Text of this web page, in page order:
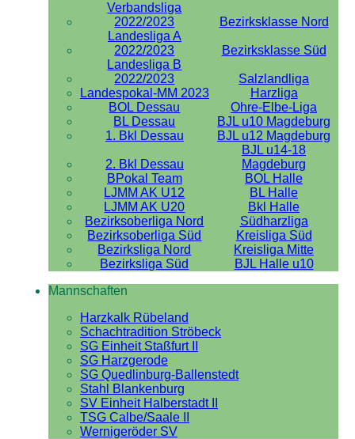
Verbandsliga
2022/2023
Bezirksklasse Nord
Landesliga A
2022/2023
Bezirksklasse Süd
Landesliga B
2022/2023
Salzlandliga
Landespokal-MM 2023
Harzliga
BOL Dessau
Ohre-Elbe-Liga
BL Dessau
BJL u10 Magdeburg
1. Bkl Dessau
BJL u12 Magdeburg
2. Bkl Dessau
BJL u14-18
Magdeburg
BPokal Team
BOL Halle
LJMM AK U12
BL Halle
LJMM AK U20
Bkl Halle
Bezirksoberliga Nord
Südharzliga
Bezirksoberliga Süd
Kreisliga Süd
Bezirksliga Nord
Kreisliga Mitte
Bezirksliga Süd
BJL Halle u10
Mannschaften
Harzkalk Rübeland
Schachtradition Ströbeck
SG Einheit Staßfurt II
SG Harzgerode
SG Quedlinburg-Ballenstedt
Stahl Blankenburg
SV Einheit Halberstadt II
TSG Calbe/Saale II
Wernigeröder SV